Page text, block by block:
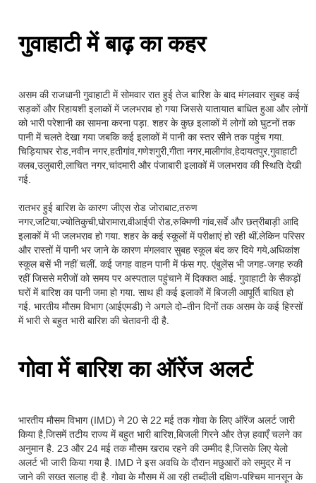
गुवाहाटी में बाढ़ का कहर
असम की राजधानी गुवाहाटी में सोमवार रात हुई तेज बारिश के बाद मंगलवार सुबह कई
सड़कों और रिहायशी इलाकों में जलभराव हो गया जिससे यातायात बाधित हुआ और लोगों
को भारी परेशानी का सामना करना पड़ा. शहर के कुछ इलाकों में लोगों को घुटनों तक
पानी में चलते देखा गया जबकि कई इलाकों में पानी का स्तर सीने तक पहुंच गया.
चिड़ियाघर रोड,नवीन नगर,हतीगांव,गणेशगुरी,गीता नगर,मालीगांव,हेदायतपुर,गुवाहाटी
क्लब,उलुबारी,लाचित नगर,चांदमारी और पंजाबारी इलाकों में जलभराव की स्थिति देखी
गई.
रातभर हुई बारिश के कारण जीएस रोड जोराबाट,तरुण
नगर,जटिया,ज्योतिकुची,घोरामारा,वीआईपी रोड,रुक्मिणी गांव,सर्वे और छत्रीबाड़ी आदि
इलाकों में भी जलभराव हो गया. शहर के कई स्कूलों में परीक्षाएं हो रही थीं,लेकिन परिसर
और रास्तों में पानी भर जाने के कारण मंगलवार सुबह स्कूल बंद कर दिये गये,अधिकांश
स्कूल बसें भी नहीं चलीं. कई जगह वाहन पानी में फंस गए. एंबुलेंस भी जगह-जगह रुकी
रहीं जिससे मरीजों को समय पर अस्पताल पहुंचाने में दिक्कत आई. गुवाहाटी के सैकड़ों
घरों में बारिश का पानी जमा हो गया. साथ ही कई इलाकों में बिजली आपूर्ति बाधित हो
गई. भारतीय मौसम विभाग (आईएमडी) ने अगले दो–तीन दिनों तक असम के कई हिस्सों
में भारी से बहुत भारी बारिश की चेतावनी दी है.
गोवा में बारिश का ऑरेंज अलर्ट
भारतीय मौसम विभाग (IMD) ने 20 से 22 मई तक गोवा के लिए ऑरेंज अलर्ट जारी
किया है,जिसमें तटीय राज्य में बहुत भारी बारिश,बिजली गिरने और तेज़ हवाएँ चलने का
अनुमान है. 23 और 24 मई तक मौसम खराब रहने की उम्मीद है,जिसके लिए येलो
अलर्ट भी जारी किया गया है. IMD ने इस अवधि के दौरान मछुआरों को समुद्र में न
जाने की सख्त सलाह दी है. गोवा के मौसम में आ रही तब्दीली दक्षिण-पश्चिम मानसून के